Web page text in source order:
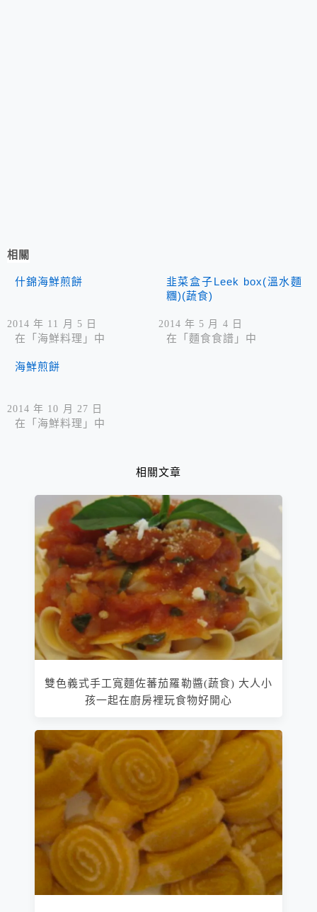
相關
什錦海鮮煎餅
2014 年 11 月 5 日
在「海鮮料理」中
韭菜盒子Leek box(溫水麵
糰)(蔬食)
2014 年 5 月 4 日
在「麵食食譜」中
海鮮煎餅
2014 年 10 月 27 日
在「海鮮料理」中
相關文章
雙色義式手工寬麵佐蕃茄羅勒醬(蔬食) 大人小
孩一起在廚房裡玩食物好開心